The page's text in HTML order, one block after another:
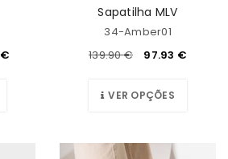
€
Sapatilha MLV
34-Amber01
139.90€ 97.93 €
VER OPÇÕES